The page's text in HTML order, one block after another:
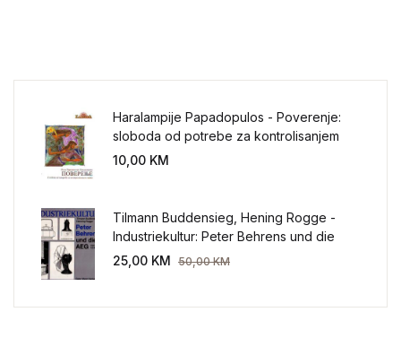
Haralampije Papadopulos - Poverenje:
sloboda od potrebe za kontrolisanjem
sveta
10,00 KM
Tilmann Buddensieg, Hening Rogge -
Industriekultur: Peter Behrens und die
AEG 1907-1914.
25,00 KM 50,00KM